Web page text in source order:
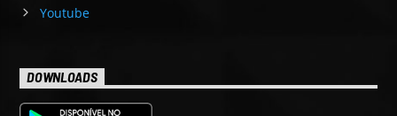
Youtube
DOWNLOADS